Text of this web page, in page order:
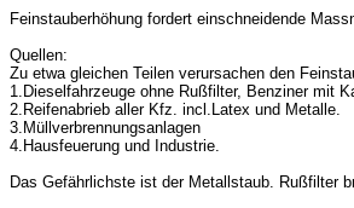
Feinstauberhöhung fordert einschneidende
Quellen:
Zu etwa gleichen Teilen verursachen den
1.Dieselfahrzeuge ohne Rußfilter, Benziner mit
2.Reifenabrieb aller Kfz. incl.Latex und Metalle.
3.Müllverbrennungsanlagen
4.Hausfeuerung und Industrie.
Das Gefährlichste ist der Metallstaub. Rußfilter